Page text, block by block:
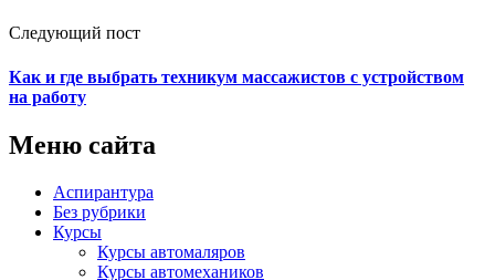
Следующий пост
Как и где выбрать техникум массажистов с устройством
на работу
Меню сайта
Аспирантура
Без рубрики
Курсы
Курсы автомаляров
Курсы автомехаников